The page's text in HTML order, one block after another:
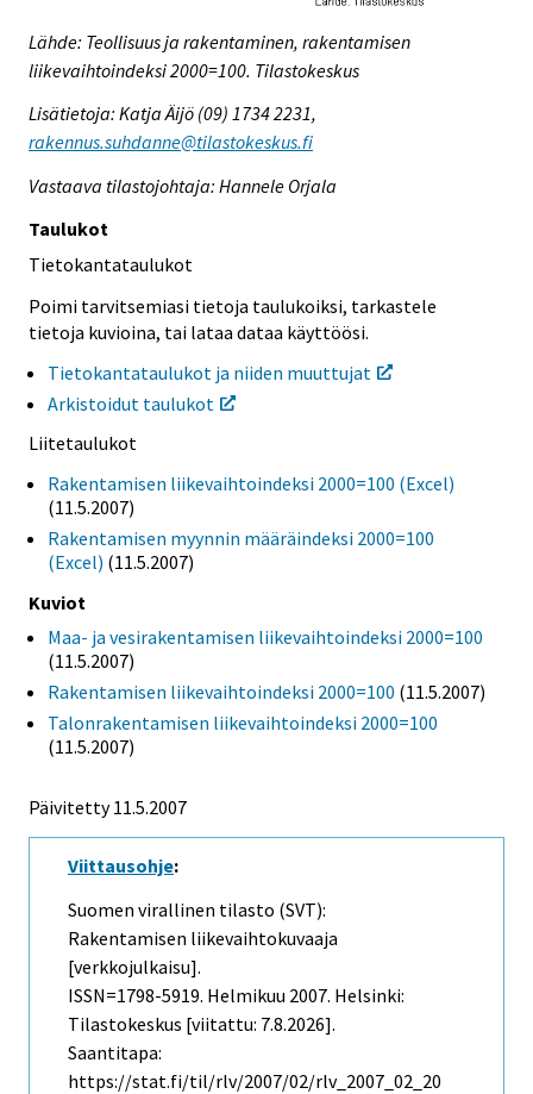
Lähde: Teollisuus ja rakentaminen, rakentamisen
liikevaihtoindeksi 2000=100. Tilastokeskus
Lisätietoja: Katja Äijö (09) 1734 2231,
rakennus.suhdanne@tilastokeskus.fi
Vastaava tilastojohtaja: Hannele Orjala
Taulukot
Tietokantataulukot
Poimi tarvitsemiasi tietoja taulukoiksi, tarkastele
tietoja kuvioina, tai lataa dataa käyttöösi.
Tietokantataulukot ja niiden muuttujat
Arkistoidut taulukot
Liitetaulukot
Rakentamisen liikevaihtoindeksi 2000=100 (Excel)
(11.5.2007)
Rakentamisen myynnin määräindeksi 2000=100
(Excel) (11.5.2007)
Kuviot
Maa- ja vesirakentamisen liikevaihtoindeksi 2000=100
(11.5.2007)
Rakentamisen liikevaihtoindeksi 2000=100 (11.5.2007)
Talonrakentamisen liikevaihtoindeksi 2000=100
(11.5.2007)
Päivitetty11.5.2007
Viittausohje:
Suomen virallinen tilasto (SVT):
Rakentamisen liikevaihtokuvaaja
[verkkojulkaisu].
ISSN=1798-5919. Helmikuu 2007. Helsinki:
Tilastokeskus [viitattu: 7.8.2026].
Saantitapa:
https://stat.fi/til/rlv/2007/02/rlv_2007_02_20